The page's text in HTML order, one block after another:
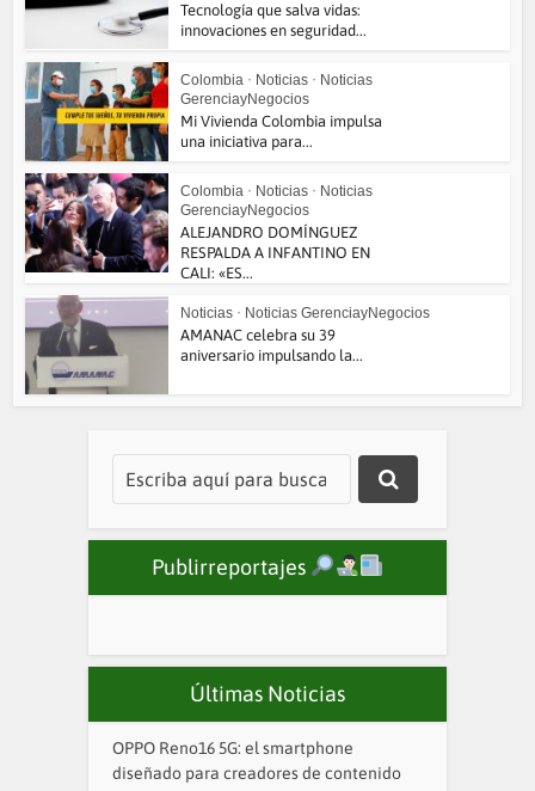
Tecnología que salva vidas:
innovaciones en seguridad...
Colombia • Noticias • Noticias
GerenciayNegocios
Mi Vivienda Colombia impulsa
una iniciativa para...
Colombia • Noticias • Noticias
GerenciayNegocios
ALEJANDRO DOMÍNGUEZ
RESPALDA A INFANTINO EN
CALI: «ES...
Noticias • Noticias GerenciayNegocios
AMANAC celebra su 39
aniversario impulsando la...
Publirreportajes
Últimas Noticias
OPPO Reno16 5G: el smartphone
diseñado para creadores de contenido